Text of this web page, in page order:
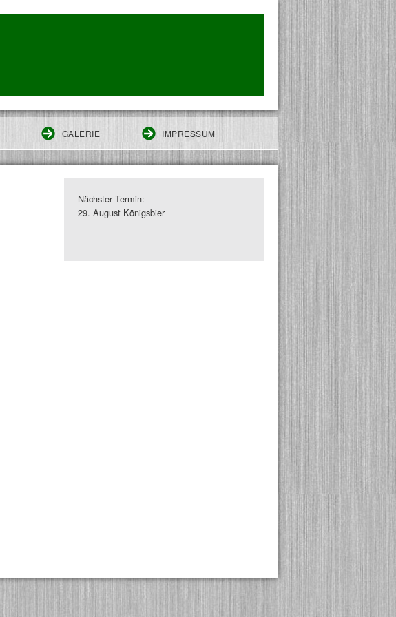
GALERIE IMPRESSUM
Nächster Termin:
29. August Königsbier